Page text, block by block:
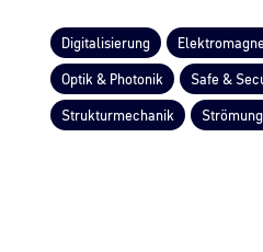
Digitalisierung
Optik & Photonik
Safe &
Strukturmechanik